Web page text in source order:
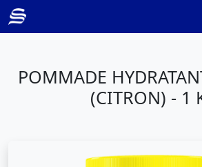
POMMADE
(CITRON) - 1